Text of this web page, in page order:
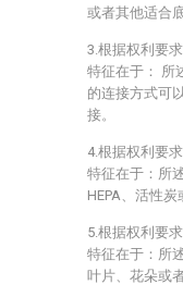
或者其他适合
3.根据权利要
特征在于： 所
的连接方式可
接。
4.根据权利要
特征在于：所
HEPA、活性
5.根据权利要
特征在于：所
叶片、花朵或